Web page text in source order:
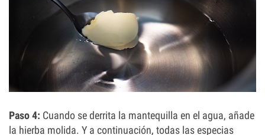
Paso 4: Cuando se derrita la mantequilla en el agua, añade
la hierba molida. Y a continuación, todas las especias